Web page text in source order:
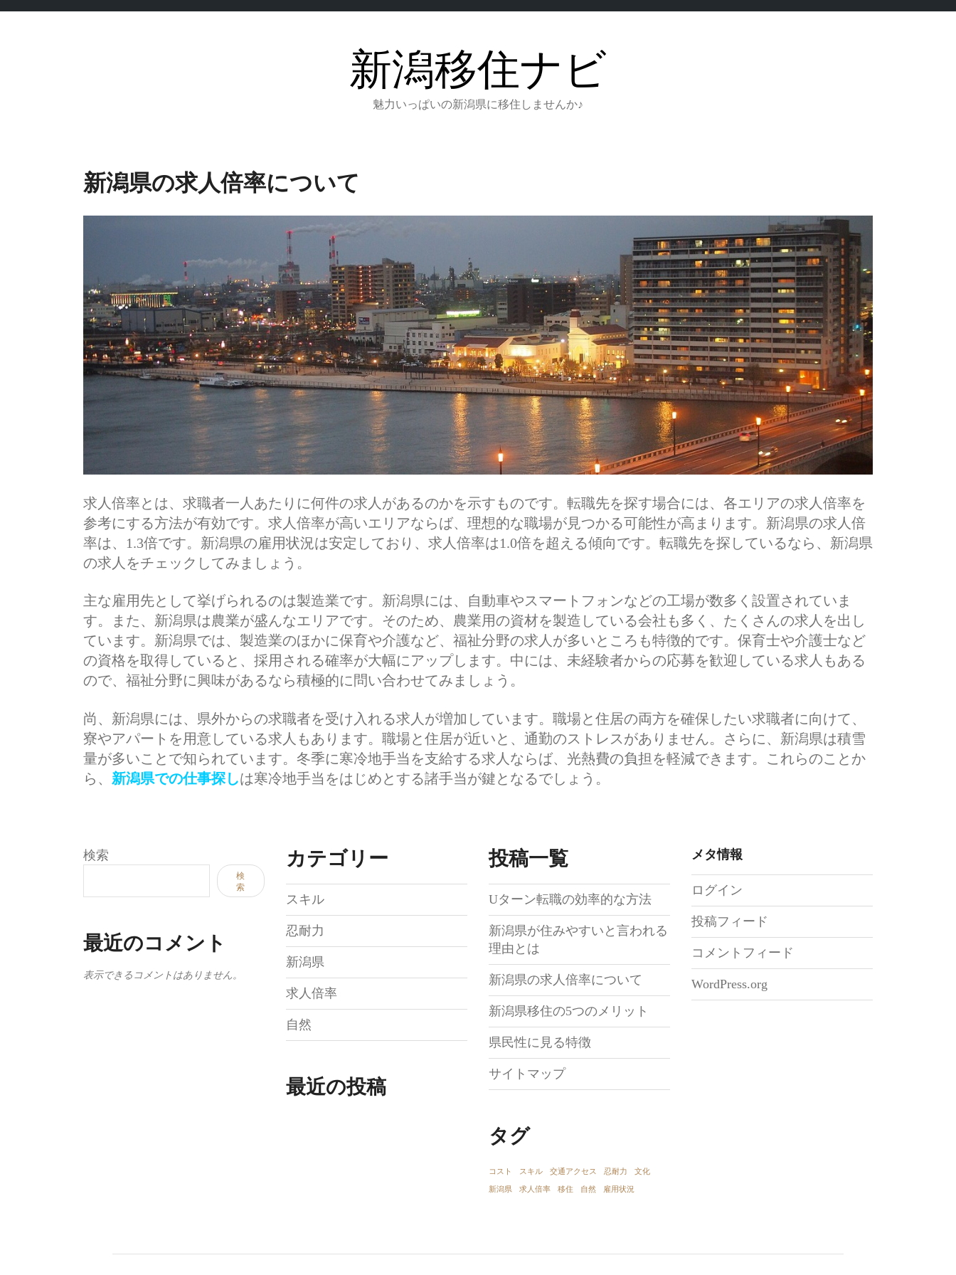
新潟移住ナビ
魅力いっぱいの新潟県に移住しませんか♪
新潟県の求人倍率について
求人倍率とは、求職者一人あたりに何件の求人があるのかを示すものです。転職先を探す場合には、各エリアの求人倍率を
参考にする方法が有効です。求人倍率が高いエリアならば、理想的な職場が見つかる可能性が高まります。新潟県の求人倍
率は、1.3倍です。新潟県の雇用状況は安定しており、求人倍率は1.0倍を超える傾向です。転職先を探しているなら、新潟県
の求人をチェックしてみましょう。
主な雇用先として挙げられるのは製造業です。新潟県には、自動車やスマートフォンなどの工場が数多く設置されていま
す。また、新潟県は農業が盛んなエリアです。そのため、農業用の資材を製造している会社も多く、たくさんの求人を出し
ています。新潟県では、製造業のほかに保育や介護など、福祉分野の求人が多いところも特徴的です。保育士や介護士など
の資格を取得していると、採用される確率が大幅にアップします。中には、未経験者からの応募を歓迎している求人もある
ので、福祉分野に興味があるなら積極的に問い合わせてみましょう。
尚、新潟県には、県外からの求職者を受け入れる求人が増加しています。職場と住居の両方を確保したい求職者に向けて、
寮やアパートを用意している求人もあります。職場と住居が近いと、通勤のストレスがありません。さらに、新潟県は積雪
量が多いことで知られています。冬季に寒冷地手当を支給する求人ならば、光熱費の負担を軽減できます。これらのことか
ら、 新潟県での仕事探しは寒冷地手当をはじめとする諸手当が鍵となるでしょう。
検索
検
索
最近のコメント
表示できるコメントはありません。
カテゴリー
スキル
忍耐力
新潟県
求人倍率
自然
最近の投稿
投稿一覧
Uターン転職の効率的な方法
新潟県が住みやすいと言われる
理由とは
新潟県の求人倍率について
新潟県移住の5つのメリット
県民性に見る特徴
サイトマップ
タグ
コスト スキル 交通アクセス 忍耐力 文化
新潟県 求人倍率 移住 自然 雇用状況
メタ情報
ログイン
投稿フィード
コメントフィード
WordPress.org